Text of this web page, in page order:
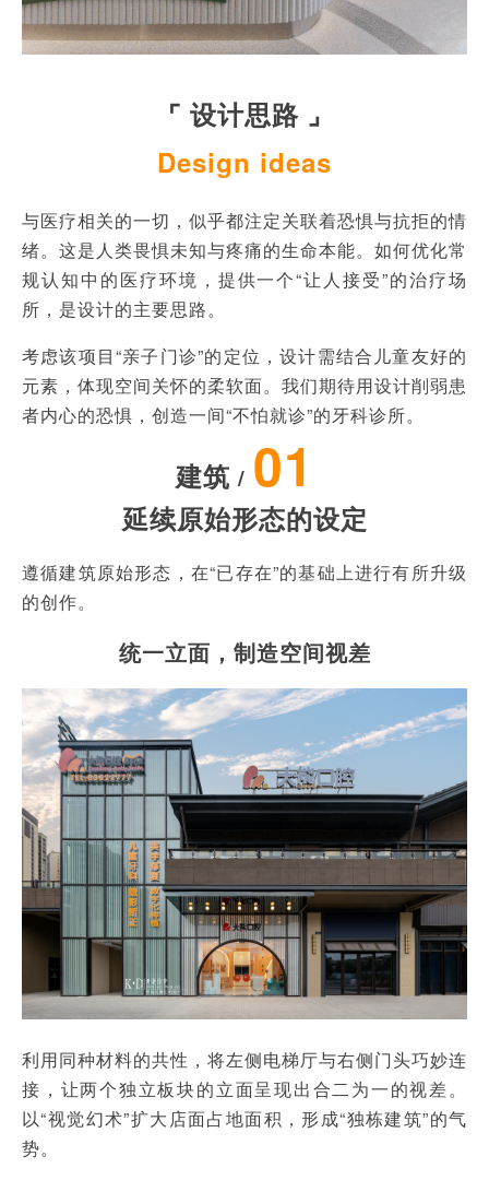
⌜ 设计思路 ⌟
Design ideas
与医疗相关的一切，似乎都注定关联着恐惧与抗拒的情
绪。这是人类畏惧未知与疼痛的生命本能。如何优化常
规认知中的医疗环境，提供一个“让人接受”的治疗场
所，是设计的主要思路。
考虑该项目“亲子门诊”的定位，设计需结合儿童友好的
元素，体现空间关怀的柔软面。我们期待用设计削弱患
者内心的恐惧，创造一间“不怕就诊”的牙科诊所。
建筑 / 01
延续原始形态的设定
遵循建筑原始形态，在“已存在”的基础上进行有所升级
的创作。
统一立面，制造空间视差
利用同种材料的共性，将左侧电梯厅与右侧门头巧妙连
接，让两个独立板块的立面呈现出合二为一的视差。
以“视觉幻术”扩大店面占地面积，形成“独栋建筑”的气
势。